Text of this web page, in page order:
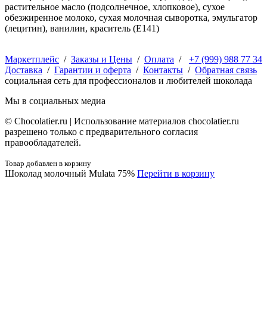
растительное масло (подсолнечное, хлопковое), сухое
обезжиренное молоко, сухая молочная сыворотка, эмульгатор
(лецитин), ванилин, краситель (Е141)
+7 (999) 988 77 34
Маркетплейс / Заказы и Цены / Оплата /
Доставка / Гарантии и оферта / Контакты / Обратная связь
социальная сеть для профессионалов и любителей шоколада
Мы в социальных медиа
© Сhocolatier.ru | Использование материалов chocolatier.ru
разрешено только с предварительного согласия
правообладателей.
Товар добавлен в корзину
Шоколад молочный Mulata 75% Перейти в корзину